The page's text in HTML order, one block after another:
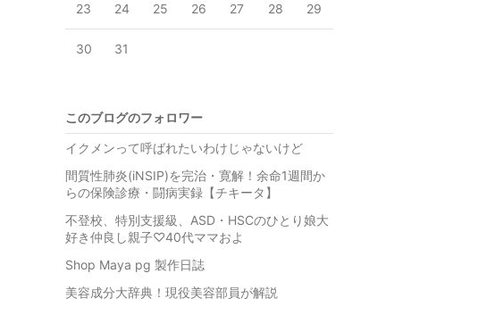
23 24 25 26 27 28 29
30 31
このブログのフォロワー
イクメンって呼ばれたいわけじゃないけど
間質性肺炎(iNSIP)を完治・寛解！余命1週間か
らの保険診療・闘病実録【チキータ】
不登校、特別支援級、ASD・HSCのひとり娘大
好き仲良し親子♡40代ママおよ
Shop Maya pg 製作日誌
美容成分大辞典！現役美容部員が解説